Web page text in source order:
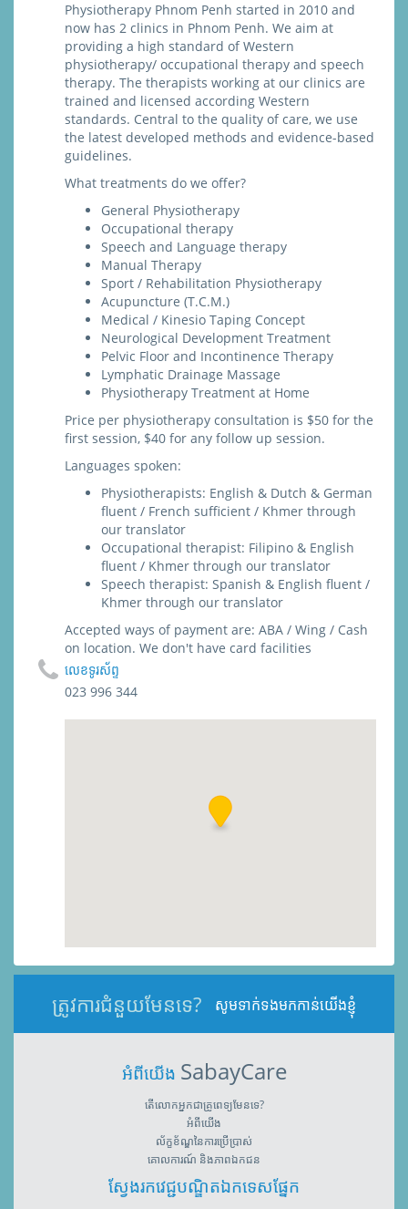
Physiotherapy Phnom Penh started in 2010 and
now has 2 clinics in Phnom Penh. We aim at
providing a high standard of Western
physiotherapy/ occupational therapy and speech
therapy. The therapists working at our clinics are
trained and licensed according Western
standards. Central to the quality of care, we use
the latest developed methods and evidence-based
guidelines.
What treatments do we offer?
General Physiotherapy
Occupational therapy
Speech and Language therapy
Manual Therapy
Sport / Rehabilitation Physiotherapy
Acupuncture (T.C.M.)
Medical / Kinesio Taping Concept
Neurological Development Treatment
Pelvic Floor and Incontinence Therapy
Lymphatic Drainage Massage
Physiotherapy Treatment at Home
Price per physiotherapy consultation is $50 for the
first session, $40 for any follow up session.
Languages spoken:
Physiotherapists: English & Dutch & German
fluent / French sufficient / Khmer through
our translator
Occupational therapist: Filipino & English
fluent / Khmer through our translator
Speech therapist: Spanish & English fluent /
Khmer through our translator
Accepted ways of payment are: ABA / Wing / Cash
on location. We don't have card facilities
លេខទូរស័ព្ទ
023 996 344
ត្រូវការជំនួយមែនទេ? សូមទាក់ទងមកកាន់យើងខ្ញុំ
អំពីយើង SabayCare
តើលោកអ្នកជាគ្រូពេទ្យមែនទេ?
អំពីយើង
ល័ក្ខខ័ណ្ឌនៃការប្រើប្រាស់
គោលការណ៍ និងភាពឯកជន
ស្វែងរកវេជ្ជបណ្ឌិតឯកទេសផ្នែក